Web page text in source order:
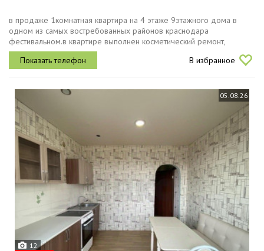
в продаже 1комнатная квартира на 4 этаже 9этажного дома в
одном из самых востребованных районов краснодара
фестивальном.в квартире выполнен косметический ремонт,
остаётся мебель и вся необходимая бытовая техника. заезжайте и
живите, или сдавайте и...
В избранное
05.08.26
12